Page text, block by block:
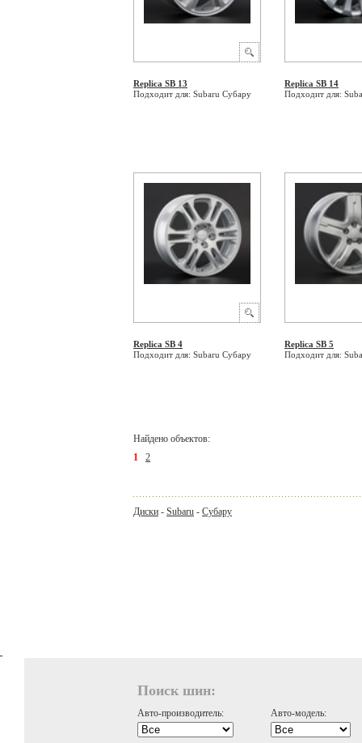
Replica SB 13
Подходит для: Subaru Субару
Replica SB 14
Подходит для:
Replica SB 4
Подходит для: Subaru Субару
Replica SB 5
Подходит для:
Найдено объектов:
1
2
Диски - Subaru - Субару
Поиск шин:
Авто-производитель: Авто-модель: